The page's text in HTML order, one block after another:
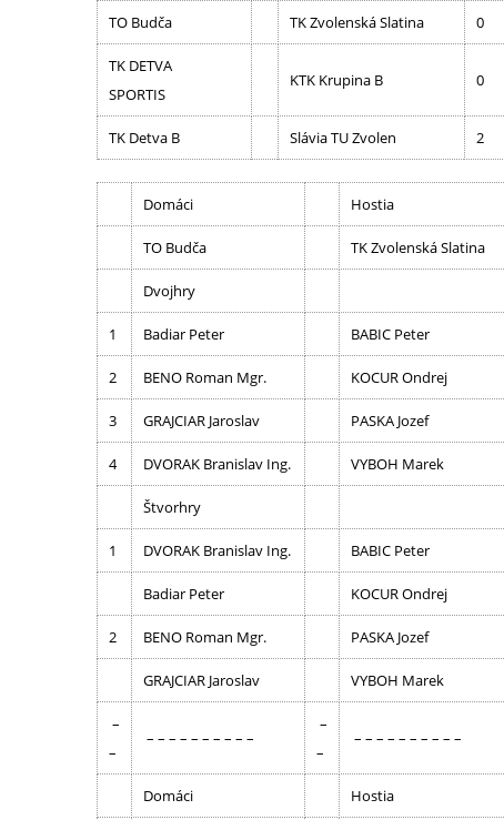
TO Budča TK Zvolenská Slatina 0
TK DETVA
SPORTIS
KTK Krupina B 0
TK Detva B Slávia TU Zvolen 2
Domáci Hostia
TO Budča TK Zvolenská Slatina
Dvojhry
1 Badiar Peter BABIC Peter
2 BENO Roman Mgr. KOCUR Ondrej
3 GRAJCIAR Jaroslav PASKA Jozef
4 DVORAK Branislav Ing. VYBOH Marek
Štvorhry
1 DVORAK Branislav Ing. BABIC Peter
Badiar Peter KOCUR Ondrej
2 BENO Roman Mgr. PASKA Jozef
GRAJCIAR Jaroslav VYBOH Marek
–
–
– – – – – – – – – –
–
–
– – – – – – – – – –
Domáci Hostia